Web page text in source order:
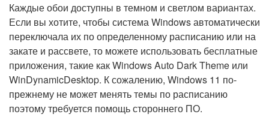
Каждые обои доступны в темном и светлом вариантах.
Если вы хотите, чтобы система Windows автоматически
переключала их по определенному расписанию или на
закате и рассвете, то можете использовать бесплатные
приложения, такие как Windows Auto Dark Theme или
WinDynamicDesktop. К сожалению, Windows 11 по-
прежнему не может менять темы по расписанию
поэтому требуется помощь стороннего ПО.